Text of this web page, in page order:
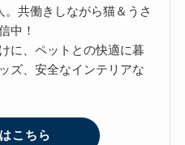
。共働きしながら猫＆うさ
中！
に、ペットとの快適に暮
ズ、安全なインテリアな
こちら